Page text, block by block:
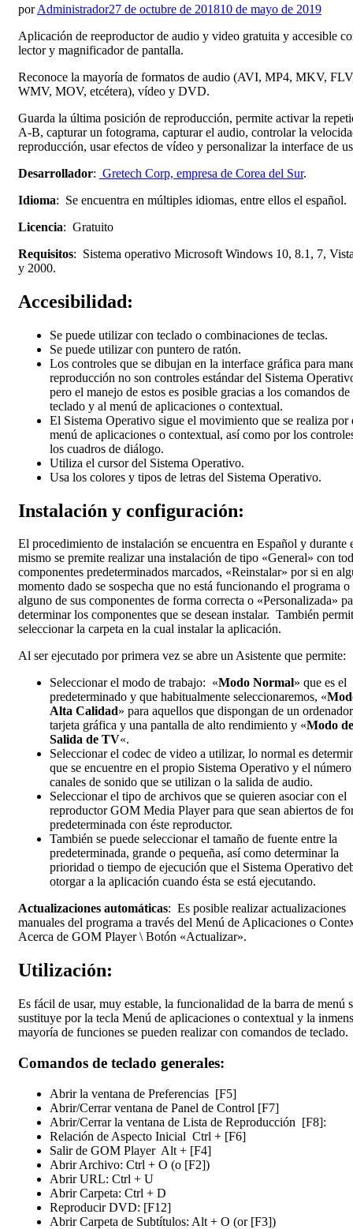
porAdministradorPublicado
27 de octubre de 201810 de mayo de 2019
Aplicación de reeproductor de audio y video gratuita y accesible
lector y magnificador de pantalla.
Reconoce la mayoría de formatos de audio (AVI, MP4, MKV,
WMV, MOV, etcétera), vídeo y DVD.
Guarda la última posición de reproducción, permite activar la
A-B, capturar un fotograma, capturar el audio, controlar la
reproducción, usar efectos de vídeo y personalizar la interface de
Desarrollador: Gretech Corp, empresa de Corea del Sur.
Idioma: Se encuentra en múltiples idiomas, entre ellos el español.
Licencia: Gratuito
Requisitos: Sistema operativo Microsoft Windows 10, 8.1, 7,
y 2000.
Accesibilidad:
Se puede utilizar con teclado o combinaciones de teclas.
Se puede utilizar con puntero de ratón.
Los controles que se dibujan en la interface gráfica para
reproducción no son controles estándar del Sistema
pero el manejo de estos es posible gracias a los comandos de
teclado y al menú de aplicaciones o contextual.
El Sistema Operativo sigue el movimiento que se realiza por
menú de aplicaciones o contextual, así como por los
los cuadros de diálogo.
Utiliza el cursor del Sistema Operativo.
Usa los colores y tipos de letras del Sistema Operativo.
Instalación y configuración:
El procedimiento de instalación se encuentra en Español y durante
mismo se premite realizar una instalación de tipo «General» con
componentes predeterminados marcados, «Reinstalar» por si en
momento dado se sospecha que no está funcionando el programa o
alguno de sus componentes de forma correcta o «Personalizada»
determinar los componentes que se desean instalar. También
seleccionar la carpeta en la cual instalar la aplicación.
Al ser ejecutado por primera vez se abre un Asistente que permite:
Seleccionar el modo de trabajo: «Modo Normal» que es el
predeterminado y que habitualmente seleccionaremos, «
Alta Calidad» para aquellos que dispongan de un
tarjeta gráfica y una pantalla de alto rendimiento y «Modo de
Salida de TV«.
Seleccionar el codec de video a utilizar, lo normal es
que se encuentre en el propio Sistema Operativo y el
canales de sonido que se utilizan o la salida de audio.
Seleccionar el tipo de archivos que se quieren asociar con el
reproductor GOM Media Player para que sean abiertos de
predeterminada con éste reproductor.
También se puede seleccionar el tamaño de fuente entre la
predeterminada, grande o pequeña, así como determinar la
prioridad o tiempo de ejecución que el Sistema Operativo
otorgar a la aplicación cuando ésta se está ejecutando.
Actualizaciones automáticas: Es posible realizar actualizaciones
manuales del programa a través del Menú de Aplicaciones o
Acerca de GOM Player \ Botón «Actualizar».
Utilización:
Es fácil de usar, muy estable, la funcionalidad de la barra de menú
sustituye por la tecla Menú de aplicaciones o contextual y la
mayoría de funciones se pueden realizar con comandos de teclado.
Comandos de teclado generales:
Abrir la ventana de Preferencias [F5]
Abrir/Cerrar ventana de Panel de Control [F7]
Abrir/Cerrar la ventana de Lista de Reproducción [F8]:
Relación de Aspecto Inicial Ctrl + [F6]
Salir de GOM Player Alt + [F4]
Abrir Archivo: Ctrl + O (o [F2])
Abrir URL: Ctrl + U
Abrir Carpeta: Ctrl + D
Reproducir DVD: [F12]
Abrir Carpeta de Subtítulos: Alt + O (or [F3])